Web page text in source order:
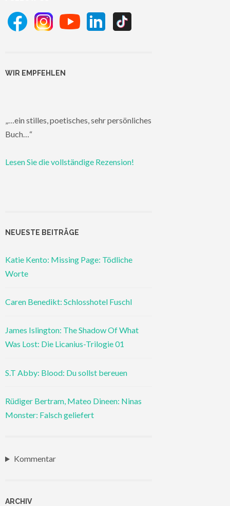
WIR EMPFEHLEN
„…ein stilles, poetisches, sehr persönliches
Buch…“
Lesen Sie die vollständige Rezension!
NEUESTE BEITRÄGE
Katie Kento: Missing Page: Tödliche
Worte
Caren Benedikt: Schlosshotel Fuschl
James Islington: The Shadow Of What
Was Lost: Die Licanius-Trilogie 01
S.T Abby: Blood: Du sollst bereuen
Rüdiger Bertram, Mateo Dineen: Ninas
Monster: Falsch geliefert
Kommentar
ARCHIV